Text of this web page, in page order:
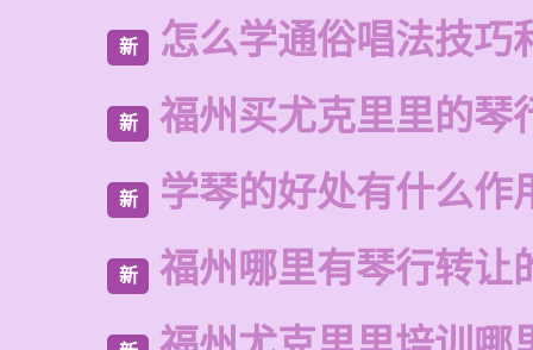
新 怎么学通俗唱法技巧
新 福州买尤克里里的琴
新 学琴的好处有什么作
新 福州哪里有琴行转让